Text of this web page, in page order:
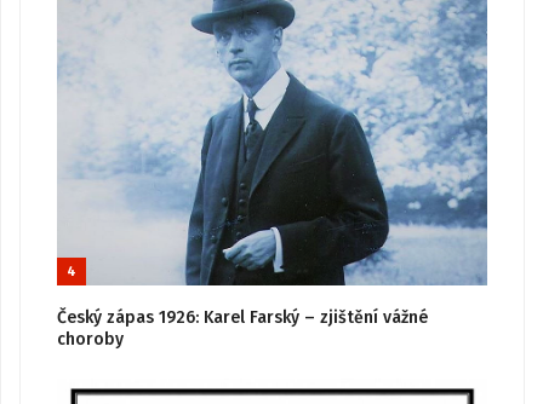
4
Český zápas 1926: Karel Farský – zjištění vážné
choroby